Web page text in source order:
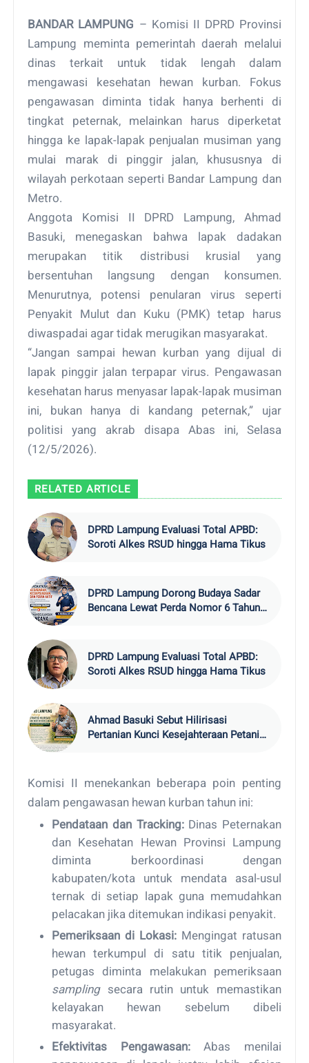
BANDAR LAMPUNG – Komisi II DPRD Provinsi
Lampung meminta pemerintah daerah melalui
dinas terkait untuk tidak lengah dalam
mengawasi kesehatan hewan kurban. Fokus
pengawasan diminta tidak hanya berhenti di
tingkat peternak, melainkan harus diperketat
hingga ke lapak-lapak penjualan musiman yang
mulai marak di pinggir jalan, khususnya di
wilayah perkotaan seperti Bandar Lampung dan
Metro.
Anggota Komisi II DPRD Lampung, Ahmad
Basuki, menegaskan bahwa lapak dadakan
merupakan titik distribusi krusial yang
bersentuhan langsung dengan konsumen.
Menurutnya, potensi penularan virus seperti
Penyakit Mulut dan Kuku (PMK) tetap harus
diwaspadai agar tidak merugikan masyarakat.
“Jangan sampai hewan kurban yang dijual di
lapak pinggir jalan terpapar virus. Pengawasan
kesehatan harus menyasar lapak-lapak musiman
ini, bukan hanya di kandang peternak,” ujar
politisi yang akrab disapa Abas ini, Selasa
(12/5/2026).
RELATED ARTICLE
DPRD Lampung Evaluasi Total APBD:
Soroti Alkes RSUD hingga Hama Tikus
DPRD Lampung Dorong Budaya Sadar
Bencana Lewat Perda Nomor 6 Tahun
DPRD Lampung Evaluasi Total APBD:
Soroti Alkes RSUD hingga Hama Tikus
Ahmad Basuki Sebut Hilirisasi
Pertanian Kunci Kesejahteraan Petani
Komisi II menekankan beberapa poin penting
dalam pengawasan hewan kurban tahun ini:
Pendataan dan Tracking:Dinas Peternakan
dan Kesehatan Hewan Provinsi Lampung
diminta berkoordinasi dengan
kabupaten/kota untuk mendata asal-usul
ternak di setiap lapak guna memudahkan
pelacakan jika ditemukan indikasi penyakit.
Pemeriksaan di Lokasi: Mengingat ratusan
hewan terkumpul di satu titik penjualan,
petugas diminta melakukan pemeriksaan
samplingsecara rutin untuk memastikan
kelayakan hewan sebelum dibeli
masyarakat.
Efektivitas Pengawasan:Abas menilai